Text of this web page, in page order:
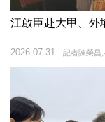
江啟臣赴大甲、
記者陳榮昌
2026-07-31